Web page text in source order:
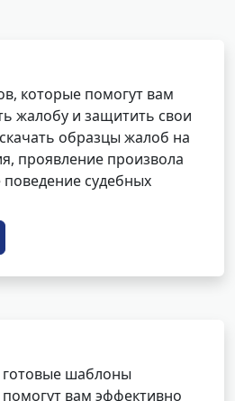
которые помогут вам
жалобу и защитить свои
образцы жалоб на
проявление произвола
судебных
готовые шаблоны
вам эффективно